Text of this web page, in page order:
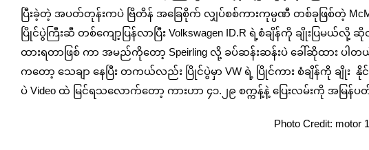
Image
ပြီးခဲ့တဲ့ အပတ်တုန်းကပဲ ဗြိတိန် အခြေစိုက် လျှပ်စစ်ကားကုမ္ပဏီ တစ်ခုဖြစ်တဲ့
ပြိုင်ပွဲကြီးဆီ တစ်ကျော့ပြန်လာပြီး Volkswagen ID.R ရဲ့စံချိန်ကို ချိုးပြမယ်လို့
ထားရတာဖြစ် ကာ အမည်ကိုတော့ Speirling လို့ ခပ်ဆန်းဆန်းပဲ ခေါ်ဆိုထား ပ
ကတော့ သေချာ နေပြီး တကယ်လည်း ပြိုင်ပွဲမှာ VW ရဲ့ ပြိုင်ကား စံချိန်ကို ချိုး နို
ပဲ Video ထဲ မြင်ရသလောက်တော့ ကားဟာ ၄၁.၂၉ စက္ကန့်နဲ့ ပြေးလမ်းကို အမြန်ပ
Photo Credit: motor